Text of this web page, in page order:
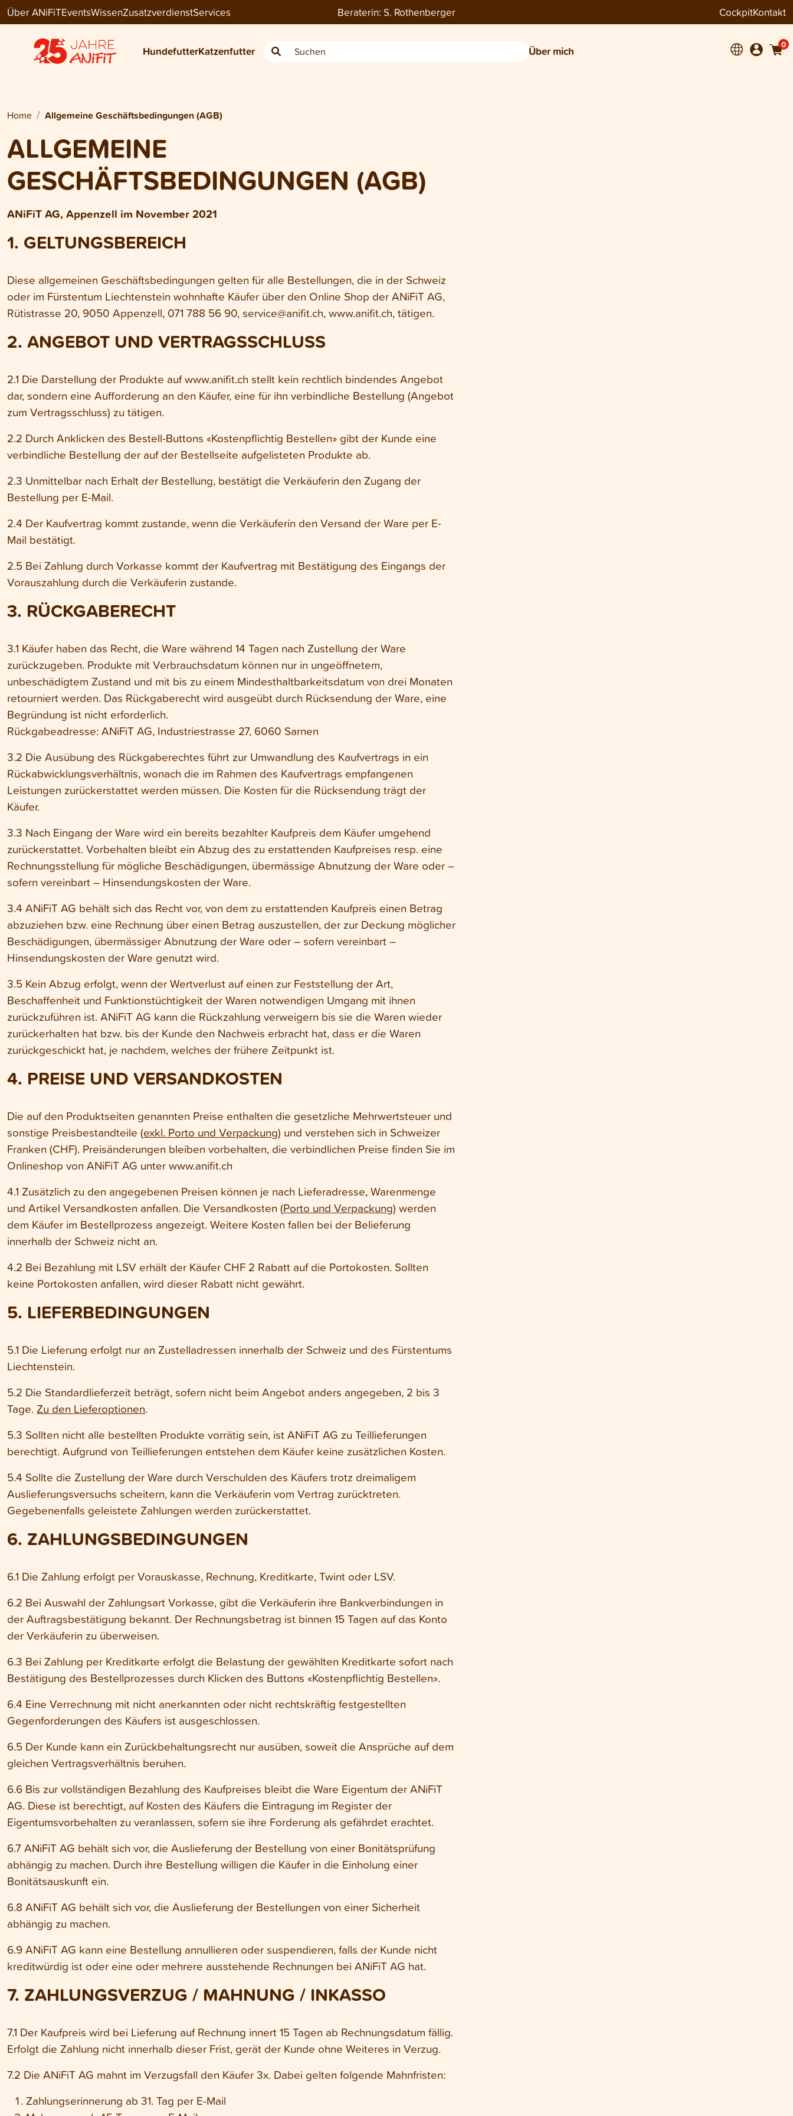
Über ANiFiTEventsWissenZusatzverdienstServices Beraterin: S. Rothenberger CockpitKontakt
HundefutterKatzenfutter Über mich 0
Home Allgemeine Geschäftsbedingungen (AGB)
ALLGEMEINE
GESCHÄFTSBEDINGUNGEN (AGB)
ANiFiT AG, Appenzell im November 2021
1. GELTUNGSBEREICH
Diese allgemeinen Geschäftsbedingungen gelten für alle Bestellungen, die in der Schweiz
oder im Fürstentum Liechtenstein wohnhafte Käufer über den Online Shop der ANiFiT AG,
Rütistrasse 20, 9050 Appenzell, 071 788 56 90, service@anifit.ch, www.anifit.ch, tätigen.
2. ANGEBOT UND VERTRAGSSCHLUSS
2.1 Die Darstellung der Produkte auf www.anifit.ch stellt kein rechtlich bindendes Angebot
dar, sondern eine Aufforderung an den Käufer, eine für ihn verbindliche Bestellung (Angebot
zum Vertragsschluss) zu tätigen.
2.2 Durch Anklicken des Bestell-Buttons «Kostenpflichtig Bestellen» gibt der Kunde eine
verbindliche Bestellung der auf der Bestellseite aufgelisteten Produkte ab.
2.3 Unmittelbar nach Erhalt der Bestellung, bestätigt die Verkäuferin den Zugang der
Bestellung per E-Mail.
2.4 Der Kaufvertrag kommt zustande, wenn die Verkäuferin den Versand der Ware per E-
Mail bestätigt.
2.5 Bei Zahlung durch Vorkasse kommt der Kaufvertrag mit Bestätigung des Eingangs der
Vorauszahlung durch die Verkäuferin zustande.
3. RÜCKGABERECHT
3.1 Käufer haben das Recht, die Ware während 14 Tagen nach Zustellung der Ware
zurückzugeben. Produkte mit Verbrauchsdatum können nur in ungeöffnetem,
unbeschädigtem Zustand und mit bis zu einem Mindesthaltbarkeitsdatum von drei Monaten
retourniert werden. Das Rückgaberecht wird ausgeübt durch Rücksendung der Ware, eine
Begründung ist nicht erforderlich.
Rückgabeadresse: ANiFiT AG, Industriestrasse 27, 6060 Sarnen
3.2 Die Ausübung des Rückgaberechtes führt zur Umwandlung des Kaufvertrags in ein
Rückabwicklungsverhältnis, wonach die im Rahmen des Kaufvertrags empfangenen
Leistungen zurückerstattet werden müssen. Die Kosten für die Rücksendung trägt der
Käufer.
3.3 Nach Eingang der Ware wird ein bereits bezahlter Kaufpreis dem Käufer umgehend
zurückerstattet. Vorbehalten bleibt ein Abzug des zu erstattenden Kaufpreises resp. eine
Rechnungsstellung für mögliche Beschädigungen, übermässige Abnutzung der Ware oder –
sofern vereinbart – Hinsendungskosten der Ware.
3.4 ANiFiT AG behält sich das Recht vor, von dem zu erstattenden Kaufpreis einen Betrag
abzuziehen bzw. eine Rechnung über einen Betrag auszustellen, der zur Deckung möglicher
Beschädigungen, übermässiger Abnutzung der Ware oder – sofern vereinbart –
Hinsendungskosten der Ware genutzt wird.
3.5 Kein Abzug erfolgt, wenn der Wertverlust auf einen zur Feststellung der Art,
Beschaffenheit und Funktionstüchtigkeit der Waren notwendigen Umgang mit ihnen
zurückzuführen ist. ANiFiT AG kann die Rückzahlung verweigern bis sie die Waren wieder
zurückerhalten hat bzw. bis der Kunde den Nachweis erbracht hat, dass er die Waren
zurückgeschickt hat, je nachdem, welches der frühere Zeitpunkt ist.
4. PREISE UND VERSANDKOSTEN
Die auf den Produktseiten genannten Preise enthalten die gesetzliche Mehrwertsteuer und
sonstige Preisbestandteile (exkl. Porto und Verpackung) und verstehen sich in Schweizer
Franken (CHF). Preisänderungen bleiben vorbehalten, die verbindlichen Preise finden Sie im
Onlineshop von ANiFiT AG unter www.anifit.ch
4.1 Zusätzlich zu den angegebenen Preisen können je nach Lieferadresse, Warenmenge
und Artikel Versandkosten anfallen. Die Versandkosten (Porto und Verpackung) werden
dem Käufer im Bestellprozess angezeigt. Weitere Kosten fallen bei der Belieferung
innerhalb der Schweiz nicht an.
4.2 Bei Bezahlung mit LSV erhält der Käufer CHF 2 Rabatt auf die Portokosten. Sollten
keine Portokosten anfallen, wird dieser Rabatt nicht gewährt.
5. LIEFERBEDINGUNGEN
5.1 Die Lieferung erfolgt nur an Zustelladressen innerhalb der Schweiz und des Fürstentums
Liechtenstein.
5.2 Die Standardlieferzeit beträgt, sofern nicht beim Angebot anders angegeben, 2 bis 3
Tage. Zu den Lieferoptionen.
5.3 Sollten nicht alle bestellten Produkte vorrätig sein, ist ANiFiT AG zu Teillieferungen
berechtigt. Aufgrund von Teillieferungen entstehen dem Käufer keine zusätzlichen Kosten.
5.4 Sollte die Zustellung der Ware durch Verschulden des Käufers trotz dreimaligem
Auslieferungsversuchs scheitern, kann die Verkäuferin vom Vertrag zurücktreten.
Gegebenenfalls geleistete Zahlungen werden zurückerstattet.
6. ZAHLUNGSBEDINGUNGEN
6.1 Die Zahlung erfolgt per Vorauskasse, Rechnung, Kreditkarte, Twint oder LSV.
6.2 Bei Auswahl der Zahlungsart Vorkasse, gibt die Verkäuferin ihre Bankverbindungen in
der Auftragsbestätigung bekannt. Der Rechnungsbetrag ist binnen 15 Tagen auf das Konto
der Verkäuferin zu überweisen.
6.3 Bei Zahlung per Kreditkarte erfolgt die Belastung der gewählten Kreditkarte sofort nach
Bestätigung des Bestellprozesses durch Klicken des Buttons «Kostenpflichtig Bestellen».
6.4 Eine Verrechnung mit nicht anerkannten oder nicht rechtskräftig festgestellten
Gegenforderungen des Käufers ist ausgeschlossen.
6.5 Der Kunde kann ein Zurückbehaltungsrecht nur ausüben, soweit die Ansprüche auf dem
gleichen Vertragsverhältnis beruhen.
6.6 Bis zur vollständigen Bezahlung des Kaufpreises bleibt die Ware Eigentum der ANiFiT
AG. Diese ist berechtigt, auf Kosten des Käufers die Eintragung im Register der
Eigentumsvorbehalten zu veranlassen, sofern sie ihre Forderung als gefährdet erachtet.
6.7 ANiFiT AG behält sich vor, die Auslieferung der Bestellung von einer Bonitätsprüfung
abhängig zu machen. Durch ihre Bestellung willigen die Käufer in die Einholung einer
Bonitätsauskunft ein.
6.8 ANiFiT AG behält sich vor, die Auslieferung der Bestellungen von einer Sicherheit
abhängig zu machen.
6.9 ANiFiT AG kann eine Bestellung annullieren oder suspendieren, falls der Kunde nicht
kreditwürdig ist oder eine oder mehrere ausstehende Rechnungen bei ANiFiT AG hat.
7. ZAHLUNGSVERZUG / MAHNUNG / INKASSO
7.1 Der Kaufpreis wird bei Lieferung auf Rechnung innert 15 Tagen ab Rechnungsdatum fällig.
Erfolgt die Zahlung nicht innerhalb dieser Frist, gerät der Kunde ohne Weiteres in Verzug.
7.2 Die ANiFiT AG mahnt im Verzugsfall den Käufer 3x. Dabei gelten folgende Mahnfristen:
Zahlungserinnerung ab 31. Tag per E-Mail